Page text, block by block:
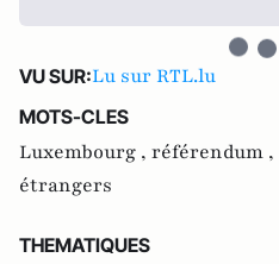
VU SUR:Lu sur RTL.lu
MOTS-CLES
Luxembourg , référendum ,
étrangers
THEMATIQUES